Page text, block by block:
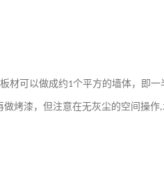
材可以做成约1个平方的墙体，即一
烤漆，但注意在无灰尘的空间操作,